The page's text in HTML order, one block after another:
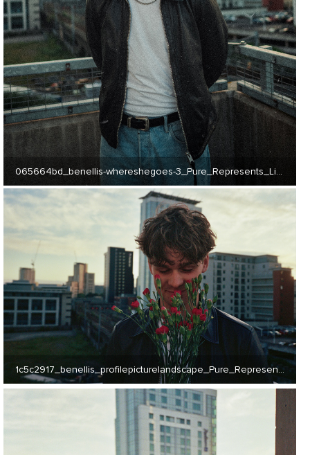
065664bd_benellis-whereshegoes-3_Pure_Represents_Limited (JPG) 6 MB
1c5c2917_benellis_profilepicturelandscape_Pure_Represents_Limited (JPG) 4 MB